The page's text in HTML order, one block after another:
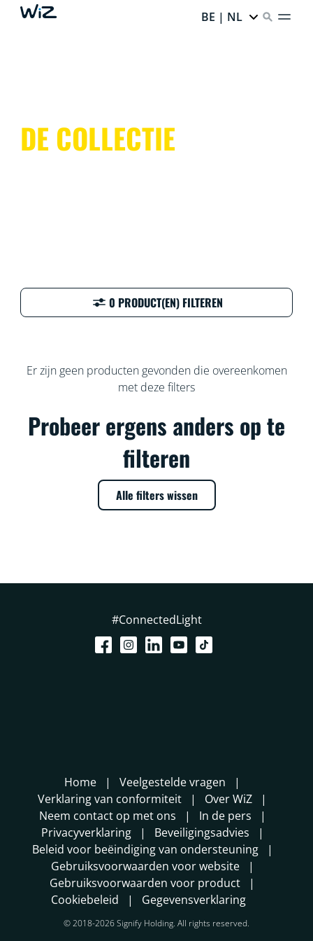
BE | NL
DE COLLECTIE
0 PRODUCT(EN) FILTEREN
Er zijn geen producten gevonden die overeenkomen
met deze filters
Probeer ergens anders op te
filteren
Alle filters wissen
#ConnectedLight
Home
Veelgestelde vragen
Verklaring van conformiteit
Over WiZ
Neem contact op met ons
In de pers
Privacyverklaring
Beveiligingsadvies
Beleid voor beëindiging van ondersteuning
Gebruiksvoorwaarden voor website
Gebruiksvoorwaarden voor product
Cookiebeleid
Gegevensverklaring
© 2018-2026 Signify Holding. All rights reserved.